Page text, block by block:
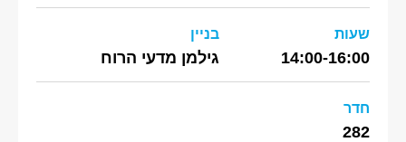
שעות
14:00-16:00
בניין
גילמן מדעי הרוח
חדר
282